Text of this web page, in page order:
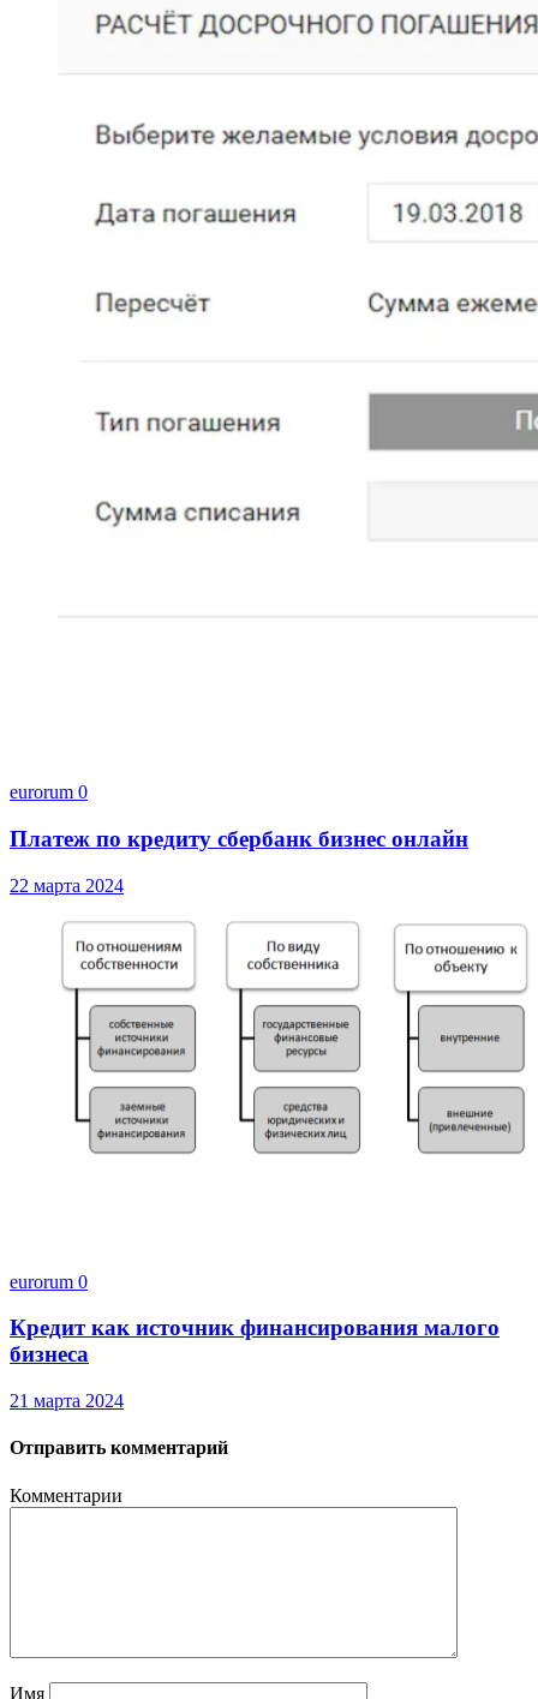
eurorum 0
Платеж по кредиту сбербанк бизнес онлайн
22 марта 2024
eurorum 0
Кредит как источник финансирования малого
бизнеса
21 марта 2024
Отправить комментарий
Комментарии
Имя